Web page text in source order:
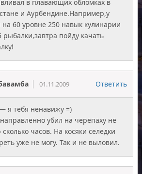
в плавающих обломках в
и Аурбендине.Например,у
на 60 уровне 250 навык кулинарии
рыбалки,завтра пойду качать
01.11.2009 Ответить
я тебя ненавижу =)
убил на черепаху не
часов. На косяки селедки
уже не могу. Так и не выловил.